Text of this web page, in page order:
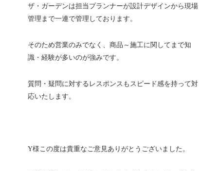
ザ・ガーデンは担当プランナーが設計デザインから現場
管理まで一連で管理しております。
そのため営業のみでなく、商品～施工に関してまで知
識・経験が多いのが強みです。
質問・疑問に対するレスポンスもスピード感を持って対
応いたします。
Y様この度は貴重なご意見ありがとうございました。